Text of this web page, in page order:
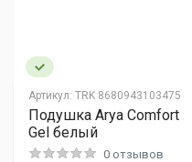
Артикул: TRK 8680943103475
Подушка Arya Comfort
Gel белый
0 отзывов